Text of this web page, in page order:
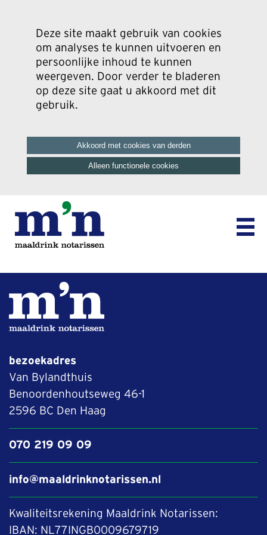
Deze site maakt gebruik van cookies
om analyses te kunnen uitvoeren en
persoonlijke inhoud te kunnen
weergeven. Door verder te bladeren
op deze site gaat u akkoord met dit
gebruik.
Akkoord met cookies van derden
Alleen functionele cookies
bezoekadres
Van Bylandthuis
Benoordenhoutseweg 46-1
2596 BC Den Haag
070 219 09 09
info@maaldrinknotarissen.nl
Kwaliteitsrekening Maaldrink Notarissen:
IBAN: NL77INGB0009679719